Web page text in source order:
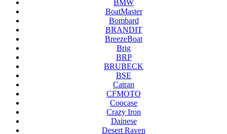
BMW
BoatMaster
Bombard
BRANDIT
BreezeBoat
Brig
BRP
BRUBECK
BSE
Catran
CFMOTO
Coocase
Crazy Iron
Dainese
Desert Raven